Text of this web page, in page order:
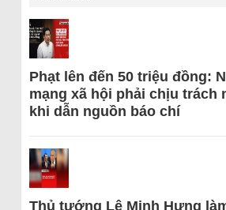
Phạt lên đến 50 triệu đồng:
mạng xã hội phải chịu trách
khi dẫn nguồn báo chí
Thủ tướng Lê Minh Hưng